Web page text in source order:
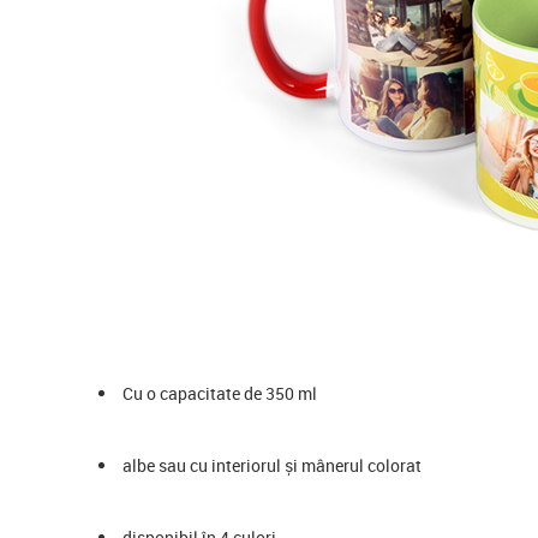
Cu o capacitate de 350 ml
albe sau cu interiorul și mânerul colorat